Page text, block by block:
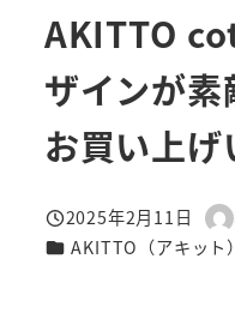
AKITTO
ザインが素
お買い上
投稿日
2025年2月11日
著
者
カテゴリー
AKITTO（アキット）